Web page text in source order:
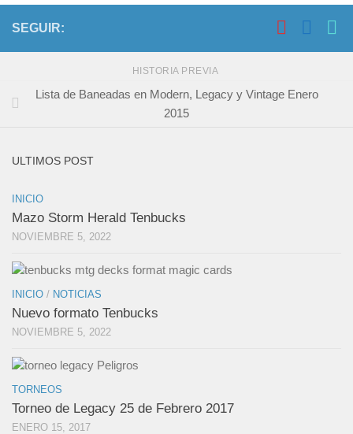
SEGUIR:
HISTORIA PREVIA
Lista de Baneadas en Modern, Legacy y Vintage Enero
2015
ULTIMOS POST
INICIO
Mazo Storm Herald Tenbucks
NOVIEMBRE 5, 2022
INICIO / NOTICIAS
Nuevo formato Tenbucks
NOVIEMBRE 5, 2022
TORNEOS
Torneo de Legacy 25 de Febrero 2017
ENERO 15, 2017